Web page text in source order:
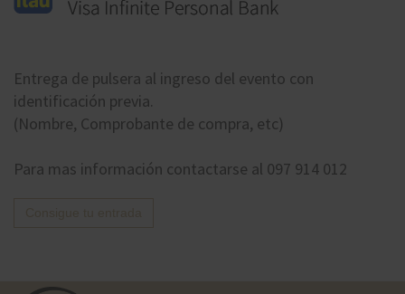
Entrega de pulsera al ingreso del evento con
identificación previa.
(Nombre, Comprobante de compra, etc)
Para mas información contactarse al 097 914 012